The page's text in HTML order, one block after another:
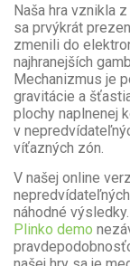
Naša hra vznikla
sa prvýkrát
zmenili do
najhranejších
Mechanizmus je
gravitácie a
plochy naplnenej
v
víťazných zón.
V našej online
náhodné
Plinko demo